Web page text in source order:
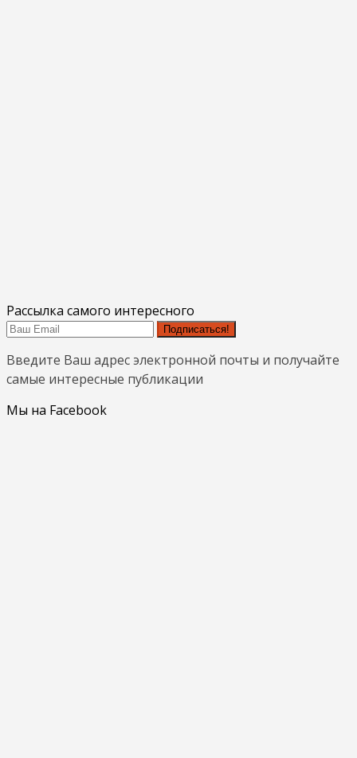
Рассылка самого интересного
Подписаться!
Введите Ваш адрес электронной почты и получайте
самые интересные публикации
Мы на Facebook